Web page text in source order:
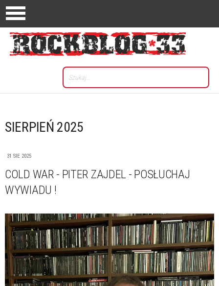
SIERPIEŃ 2025
31 SIE 2025
COLD WAR - PITER ZAJDEL - POSŁUCHAJ
WYWIADU !